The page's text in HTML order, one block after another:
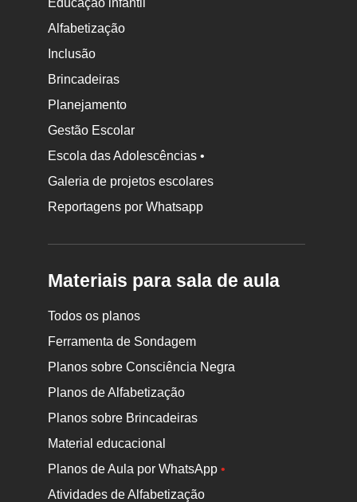
Educação infantil
Alfabetização
Inclusão
Brincadeiras
Planejamento
Gestão Escolar
Escola das Adolescências •
Galeria de projetos escolares
Reportagens por Whatsapp
Materiais para sala de aula
Todos os planos
Ferramenta de Sondagem
Planos sobre Consciência Negra
Planos de Alfabetização
Planos sobre Brincadeiras
Material educacional
Planos de Aula por WhatsApp•
Atividades de Alfabetização